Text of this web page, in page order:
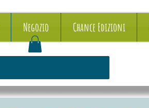
Negozio Chance Edizioni